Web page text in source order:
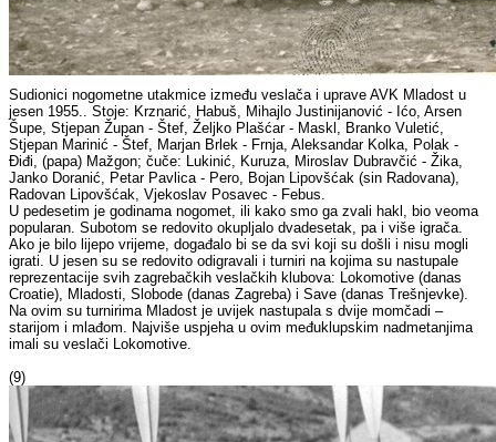
Sudionici nogometne utakmice između veslača i uprave AVK Mladost u
jesen 1955.. Stoje: Krznarić, Habuš, Mihajlo Justinijanović - Ićo, Arsen
Šupe, Stjepan Župan - Štef, Željko Plašćar - Maskl, Branko Vuletić,
Stjepan Marinić - Štef, Marjan Brlek - Frnja, Aleksandar Kolka, Polak -
Điđi, (papa) Mažgon; čuče: Lukinić, Kuruza, Miroslav Dubravčić - Žika,
Janko Doranić, Petar Pavlica - Pero, Bojan Lipovšćak (sin Radovana),
Radovan Lipovšćak, Vjekoslav Posavec - Febus.
U pedesetim je godinama nogomet, ili kako smo ga zvali hakl, bio veoma
popularan. Subotom se redovito okupljalo dvadesetak, pa i više igrača.
Ako je bilo lijepo vrijeme, događalo bi se da svi koji su došli i nisu mogli
igrati. U jesen su se redovito odigravali i turniri na kojima su nastupale
reprezentacije svih zagrebačkih veslačkih klubova: Lokomotive (danas
Croatie), Mladosti, Slobode (danas Zagreba) i Save (danas Trešnjevke).
Na ovim su turnirima Mladost je uvijek nastupala s dvije momčadi –
starijom i mlađom. Najviše uspjeha u ovim međuklupskim nadmetanjima
imali su veslači Lokomotive.
(9)